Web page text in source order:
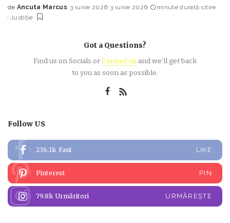
Posted
by
de Ancuta Marcus 3 iunie 2026 3 iunie 2026
minute durată citire
Justiție
Got a Questions?
Find us on Socials orContact us and we’ll get back
to you as soon as possible.
Follow US
236.1k Fani LIKE
Pinterest PIN
79.8k Urmăritori URMĂREȘTE